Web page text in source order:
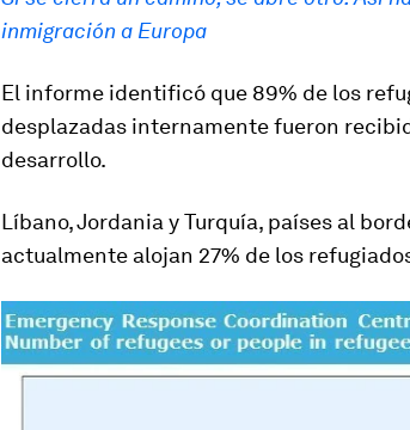
inmigración a Europa
El informe identificó que 89% de los
desplazadas internamente fueron
desarrollo.
Líbano, Jordania y Turquía, países al
actualmente alojan 27% de los